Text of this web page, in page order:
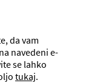
da vam
navedeni e-
se lahko
tukaj.